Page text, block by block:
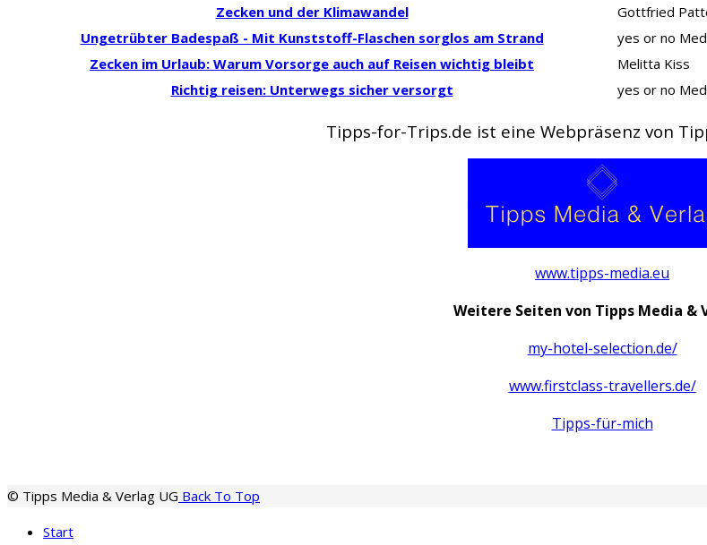
Zecken und der Klimawandel
Gottfried
Ungetrübter Badespaß - Mit Kunststoff-Flaschen sorglos am Strand
yes or no
Zecken im Urlaub: Warum Vorsorge auch auf Reisen wichtig bleibt
Melitta Kiss
Richtig reisen: Unterwegs sicher versorgt
yes or no
Tipps-for-Trips.de ist eine Webpräsenz von
www.tipps-media.eu
Weitere Seiten von Tipps Media &
my-hotel-selection.de/
www.firstclass-travellers.de/
Tipps-für-mich
© Tipps Media & Verlag UG Back To Top
Start